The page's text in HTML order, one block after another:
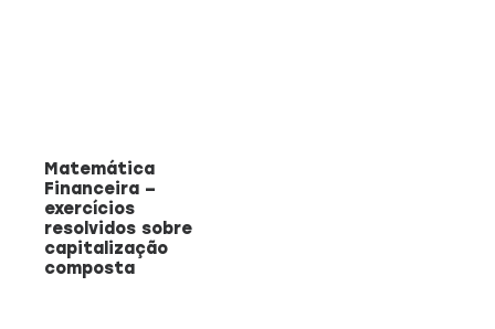
Matemática
Financeira –
exercícios
resolvidos sobre
capitalização
composta